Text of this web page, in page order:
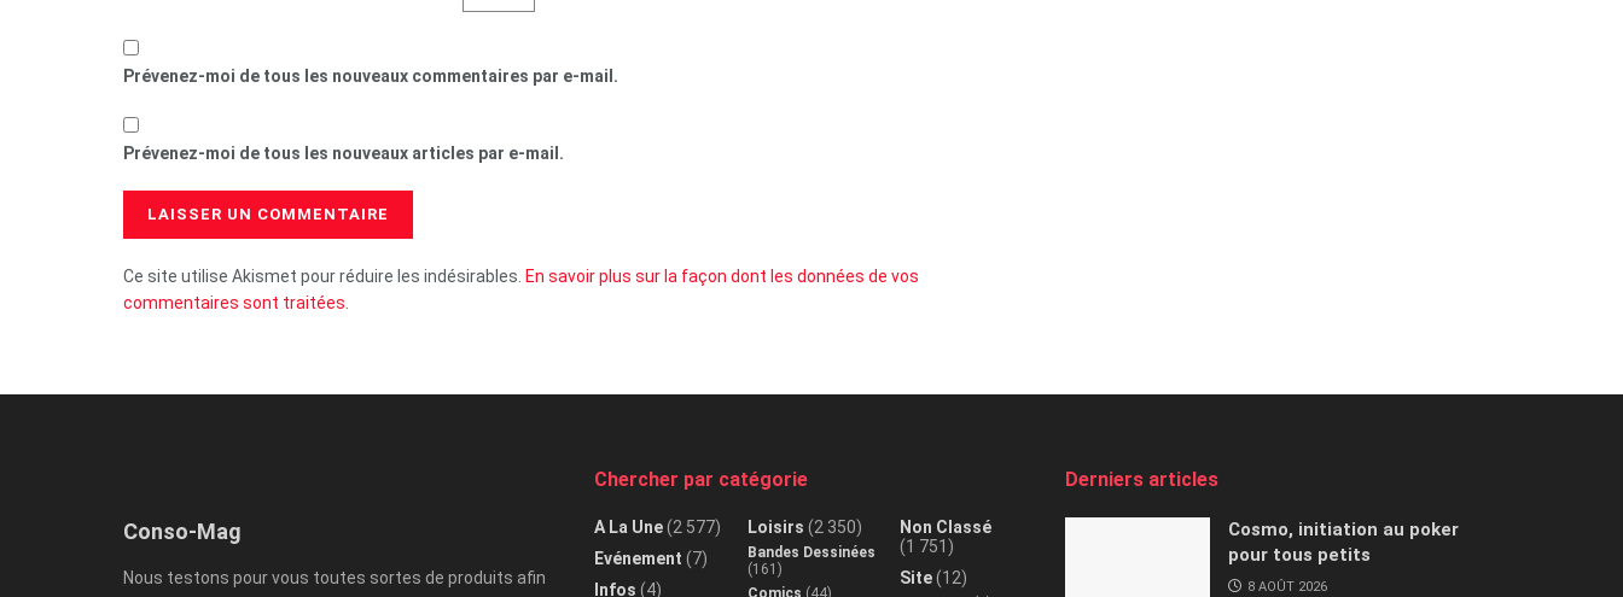
Prévenez-moi de tous les nouveaux commentaires par e-mail.
Prévenez-moi de tous les nouveaux articles par e-mail.
Ce site utilise Akismet pour réduire les indésirables. En savoir plus sur la façon dont les données de vos
commentaires sont traitées.
Conso-Mag
Nous testons pour vous toutes sortes de produits afin
Chercher par catégorie
A La Une(2 577)
Evénement (7)
Infos (4)
Loisirs (2 350)
Bandes Dessinées
(161)
Comics (44)
Non Classé
(1 751)
Site(12)
Derniers articles
Cosmo, initiation au poker
pour tous petits
8 AOÛT 2026